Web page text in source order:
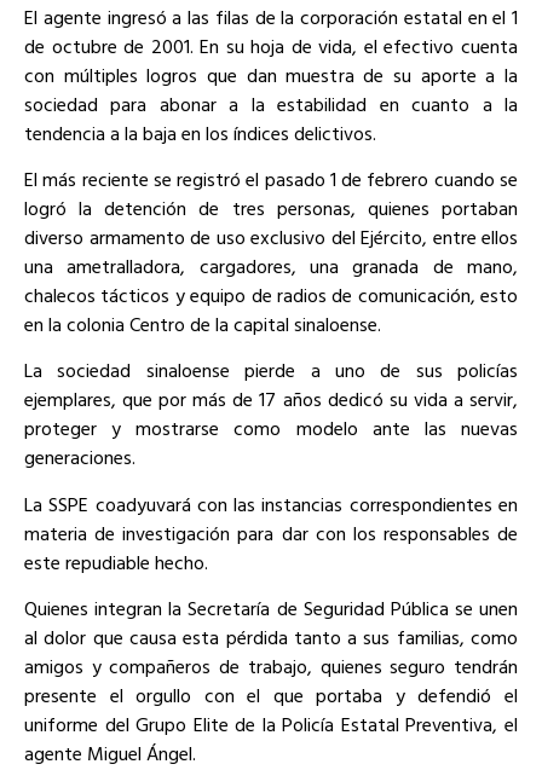
El agente ingresó a las filas de la corporación estatal en el 1
de octubre de 2001. En su hoja de vida, el efectivo cuenta
con múltiples logros que dan muestra de su aporte a la
sociedad para abonar a la estabilidad en cuanto a la
tendencia a la baja en los índices delictivos.
El más reciente se registró el pasado 1 de febrero cuando se
logró la detención de tres personas, quienes portaban
diverso armamento de uso exclusivo del Ejército, entre ellos
una ametralladora, cargadores, una granada de mano,
chalecos tácticos y equipo de radios de comunicación, esto
en la colonia Centro de la capital sinaloense.
La sociedad sinaloense pierde a uno de sus policías
ejemplares, que por más de 17 años dedicó su vida a servir,
proteger y mostrarse como modelo ante las nuevas
generaciones.
La SSPE coadyuvará con las instancias correspondientes en
materia de investigación para dar con los responsables de
este repudiable hecho.
Quienes integran la Secretaría de Seguridad Pública se unen
al dolor que causa esta pérdida tanto a sus familias, como
amigos y compañeros de trabajo, quienes seguro tendrán
presente el orgullo con el que portaba y defendió el
uniforme del Grupo Elite de la Policía Estatal Preventiva, el
agente Miguel Ángel.